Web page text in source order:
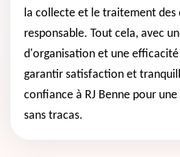
la collecte et le traitement des
responsable. Tout cela, avec
d'organisation et une
garantir satisfaction et
confiance à RJ Benne pour
sans tracas.